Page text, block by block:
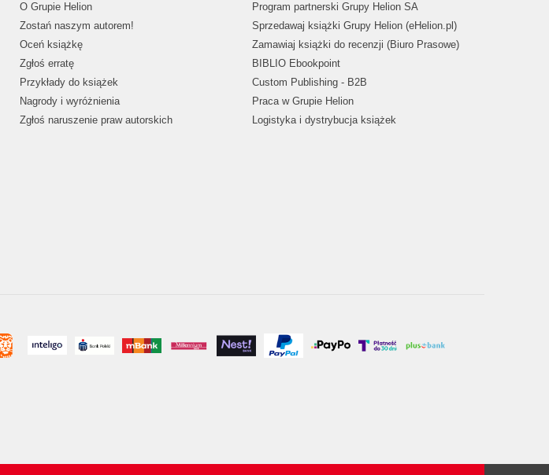
O Grupie Helion
Zostań naszym autorem!
Oceń książkę
Zgłoś erratę
Przykłady do książek
Nagrody i wyróżnienia
Zgłoś naruszenie praw autorskich
Program partnerski Grupy Helion SA
Sprzedawaj książki Grupy Helion (eHelion.pl)
Zamawiaj książki do recenzji (Biuro Prasowe)
BIBLIO Ebookpoint
Custom Publishing - B2B
Praca w Grupie Helion
Logistyka i dystrybucja książek